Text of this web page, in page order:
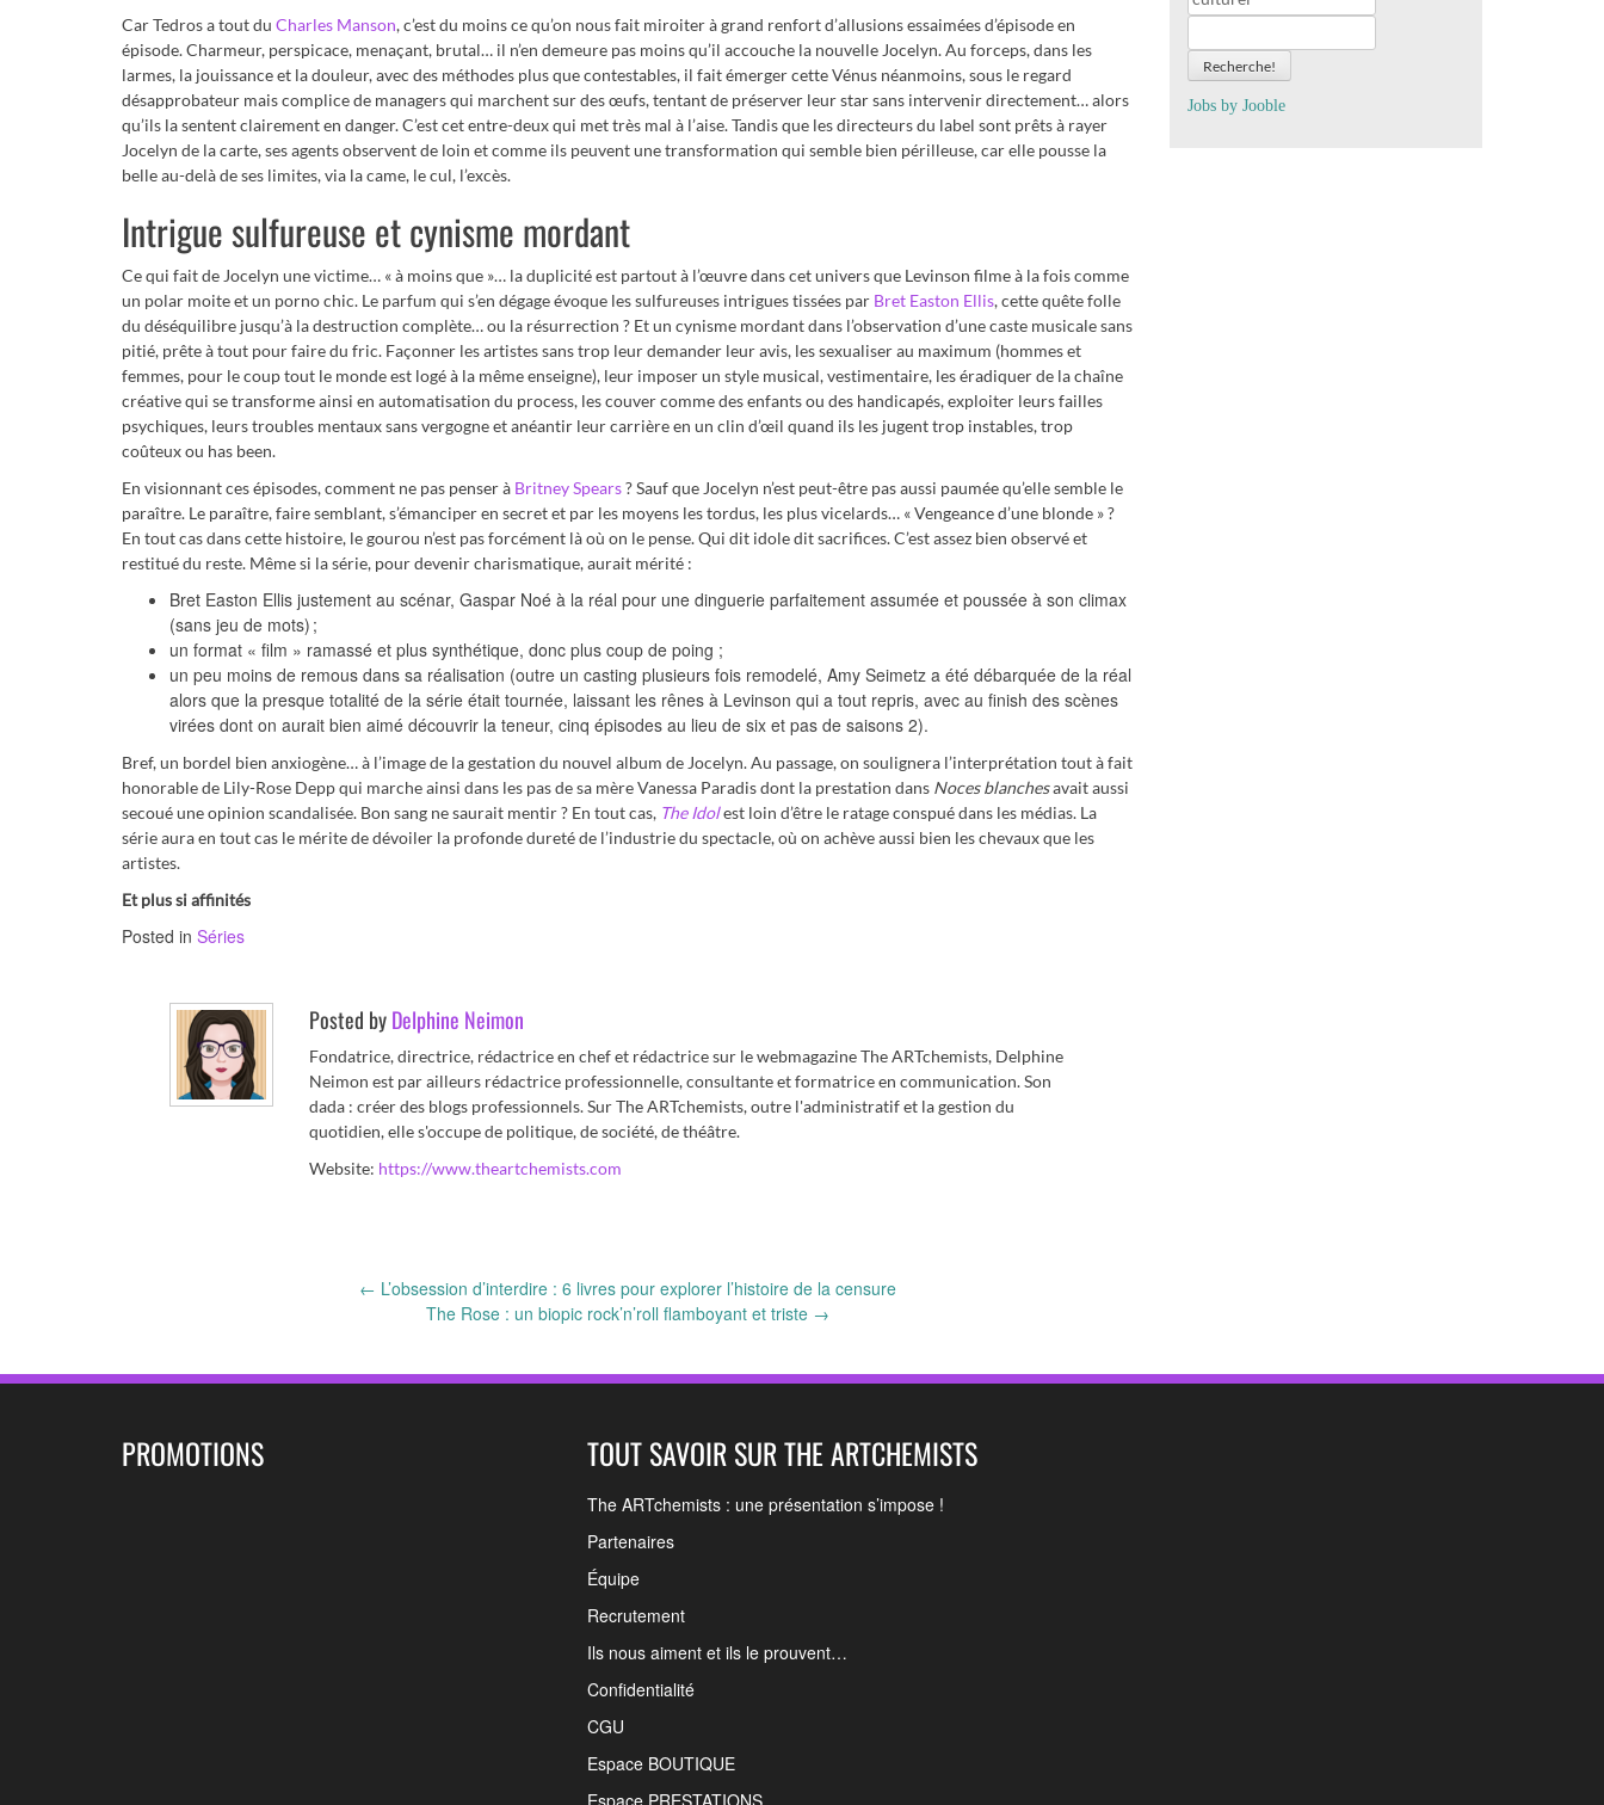
Car Tedros a tout du Charles Manson, c’est du moins ce qu’on nous fait miroiter à grand renfort d’allusions essaimées d’épisode en
épisode. Charmeur, perspicace, menaçant, brutal… il n’en demeure pas moins qu’il accouche la nouvelle Jocelyn. Au forceps, dans les
larmes, la jouissance et la douleur, avec des méthodes plus que contestables, il fait émerger cette Vénus néanmoins, sous le regard
désapprobateur mais complice de managers qui marchent sur des œufs, tentant de préserver leur star sans intervenir directement… alors
qu’ils la sentent clairement en danger. C’est cet entre-deux qui met très mal à l’aise. Tandis que les directeurs du label sont prêts à rayer
Jocelyn de la carte, ses agents observent de loin et comme ils peuvent une transformation qui semble bien périlleuse, car elle pousse la
belle au-delà de ses limites, via la came, le cul, l’excès.
Intrigue sulfureuse et cynisme mordant
Ce qui fait de Jocelyn une victime… « à moins que »… la duplicité est partout à l’œuvre dans cet univers que Levinson filme à la fois comme
un polar moite et un porno chic. Le parfum qui s’en dégage évoque les sulfureuses intrigues tissées par Bret Easton Ellis, cette quête folle
du déséquilibre jusqu’à la destruction complète… ou la résurrection ? Et un cynisme mordant dans l’observation d’une caste musicale sans
pitié, prête à tout pour faire du fric. Façonner les artistes sans trop leur demander leur avis, les sexualiser au maximum (hommes et
femmes, pour le coup tout le monde est logé à la même enseigne), leur imposer un style musical, vestimentaire, les éradiquer de la chaîne
créative qui se transforme ainsi en automatisation du process, les couver comme des enfants ou des handicapés, exploiter leurs failles
psychiques, leurs troubles mentaux sans vergogne et anéantir leur carrière en un clin d’œil quand ils les jugent trop instables, trop
coûteux ou has been.
En visionnant ces épisodes, comment ne pas penser à Britney Spears? Sauf que Jocelyn n’est peut-être pas aussi paumée qu’elle semble le
paraître. Le paraître, faire semblant, s’émanciper en secret et par les moyens les tordus, les plus vicelards… « Vengeance d’une blonde » ?
En tout cas dans cette histoire, le gourou n’est pas forcément là où on le pense. Qui dit idole dit sacrifices. C’est assez bien observé et
restitué du reste. Même si la série, pour devenir charismatique, aurait mérité :
Bret Easton Ellis justement au scénar, Gaspar Noé à la réal pour une dinguerie parfaitement assumée et poussée à son climax
(sans jeu de mots) ;
un format « film » ramassé et plus synthétique, donc plus coup de poing ;
un peu moins de remous dans sa réalisation (outre un casting plusieurs fois remodelé, Amy Seimetz a été débarquée de la réal
alors que la presque totalité de la série était tournée, laissant les rênes à Levinson qui a tout repris, avec au finish des scènes
virées dont on aurait bien aimé découvrir la teneur, cinq épisodes au lieu de six et pas de saisons 2).
Bref, un bordel bien anxiogène… à l’image de la gestation du nouvel album de Jocelyn. Au passage, on soulignera l’interprétation tout à fait
honorable de Lily-Rose Depp qui marche ainsi dans les pas de sa mère Vanessa Paradis dont la prestation dans Noces blanchesavait aussi
secoué une opinion scandalisée. Bon sang ne saurait mentir ? En tout cas, The Idolest loin d’être le ratage conspué dans les médias. La
série aura en tout cas le mérite de dévoiler la profonde dureté de l’industrie du spectacle, où on achève aussi bien les chevaux que les
artistes.
Et plus si affinités
Posted in Séries
Posted byDelphine Neimon
Fondatrice, directrice, rédactrice en chef et rédactrice sur le webmagazine The ARTchemists, Delphine
Neimon est par ailleurs rédactrice professionnelle, consultante et formatrice en communication. Son
dada : créer des blogs professionnels. Sur The ARTchemists, outre l'administratif et la gestion du
quotidien, elle s'occupe de politique, de société, de théâtre.
Website: https://www.theartchemists.com
← L’obsession d’interdire : 6 livres pour explorer l’histoire de la censure
The Rose : un biopic rock’n’roll flamboyant et triste →
Recherche!
Jobs by Jooble
PROMOTIONS TOUT SAVOIR SUR THE ARTCHEMISTS
The ARTchemists : une présentation s’impose !
Partenaires
Équipe
Recrutement
Ils nous aiment et ils le prouvent…
Confidentialité
CGU
Espace BOUTIQUE
Espace PRESTATIONS